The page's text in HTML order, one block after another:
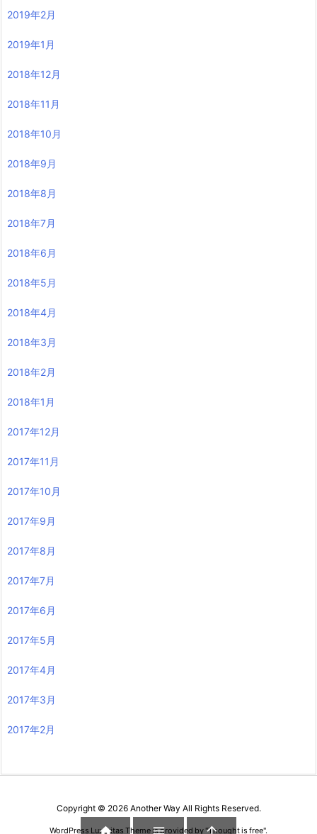
2019年2月
2019年1月
2018年12月
2018年11月
2018年10月
2018年9月
2018年8月
2018年7月
2018年6月
2018年5月
2018年4月
2018年3月
2018年2月
2018年1月
2017年12月
2017年11月
2017年10月
2017年9月
2017年8月
2017年7月
2017年6月
2017年5月
2017年4月
2017年3月
2017年2月
Copyright © 2026 Another Way All Rights Reserved.
WordPress Luxeritas Theme is provided by "Thought is free".
 